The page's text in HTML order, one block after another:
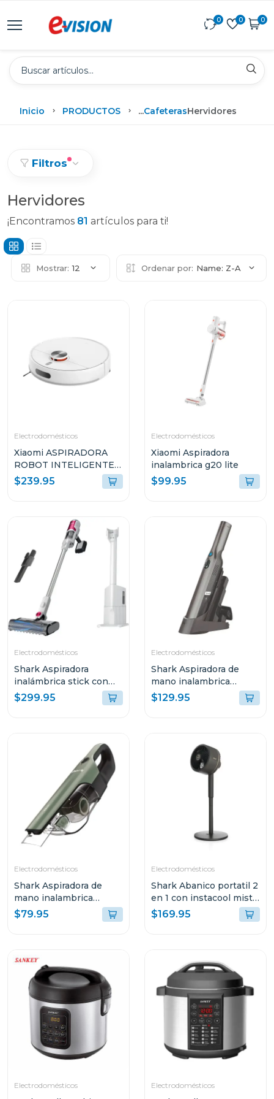
0 0 0
Inicio PRODUCTOS ...CafeterasHervidores
Filtros
Hervidores
¡Encontramos 81 artículos para ti!
Mostrar: 12 Ordenar por: Name: Z-A
Electrodomésticos
Xiaomi ASPIRADORA
ROBOT INTELIGENTE
2-EN-1 SUCCIÓN
10000PA SENSOR LDS
$239.95
Electrodomésticos
Xiaomi Aspiradora
inalambrica g20 lite
$99.95
Electrodomésticos
Shark Aspiradora
inalámbrica stick con
base de vaciado
automático y filtro hepa
$299.95
Electrodomésticos
Shark Aspiradora de
mano inalambrica
wandvac 201
$129.95
Electrodomésticos
Shark Aspiradora de
mano inalambrica
ultracyclonepro con
recipiente xl
$79.95
Electrodomésticos
Shark Abanico portatil 2
en 1 con instacool mist
flexbreeze fa222
$169.95
Electrodomésticos Electrodomésticos